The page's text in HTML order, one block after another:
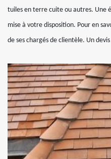
tuiles en terre cuite ou autres. Une
mise à votre disposition. Pour en
de ses chargés de clientèle. Un